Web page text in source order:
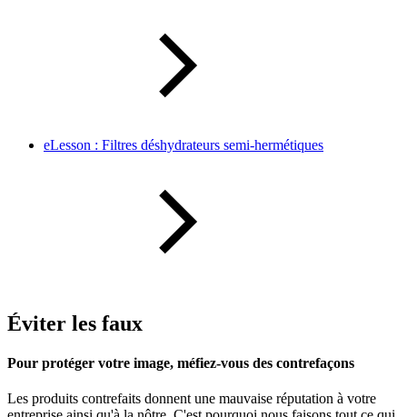
eLesson : Filtres déshydrateurs semi-hermétiques
Éviter les faux
Pour protéger votre image, méfiez-vous des contrefaçons
Les produits contrefaits donnent une mauvaise réputation à votre